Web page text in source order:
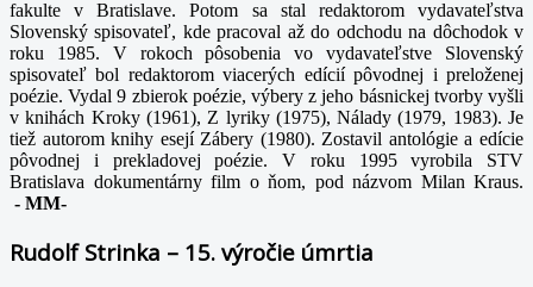
fakulte v Bratislave. Potom sa stal redaktorom vydavateľstva
Slovenský spisovateľ, kde pracoval až do odchodu na dôchodok v
roku 1985. V rokoch pôsobenia vo vydavateľstve Slovenský
spisovateľ bol redaktorom viacerých edícií pôvodnej i preloženej
poézie. Vydal 9 zbierok poézie, výbery z jeho básnickej tvorby vyšli
v knihách Kroky (1961), Z lyriky (1975), Nálady (1979, 1983). Je
tiež autorom knihy esejí Zábery (1980). Zostavil antológie a edície
pôvodnej i prekladovej poézie. V roku 1995 vyrobila STV
Bratislava dokumentárny film o ňom, pod názvom Milan Kraus.
- MM-
Rudolf Strinka – 15. výročie úmrtia